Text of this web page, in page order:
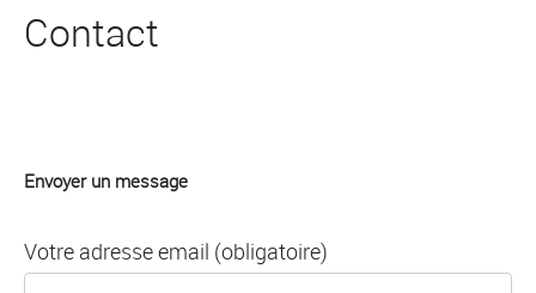
Contact
Envoyer un message
Votre adresse email (obligatoire)